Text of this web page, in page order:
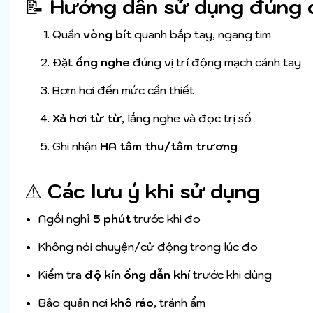
📝 Hướng dẫn sử dụng đúng
Quấn vòng bítquanh bắp tay, ngang tim
Đặt ống nghe đúng vị trí động mạch cánh tay
Bơm hơi đến mức cần thiết
Xả hơi từ từ, lắng nghe và đọc trị số
Ghi nhận HA tâm thu/tâm trương
⚠ Các lưu ý khi sử dụng
Ngồi nghỉ 5 phúttrước khi đo
Không nói chuyện/cử động trong lúc đo
Kiểm tra độ kín ống dẫn khítrước khi dùng
Bảo quản nơi khô ráo, tránh ẩm